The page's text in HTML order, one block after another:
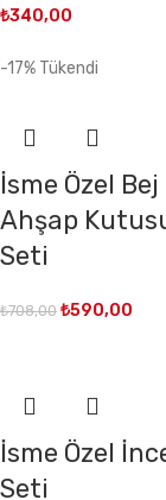
₺340,00
-17% Tükendi
İsme Özel
Ahşap
Seti
₺708,00 ₺590,00
İsme Özel
Seti